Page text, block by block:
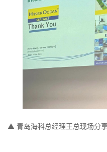
▲ 青岛海科总经理王总现场分